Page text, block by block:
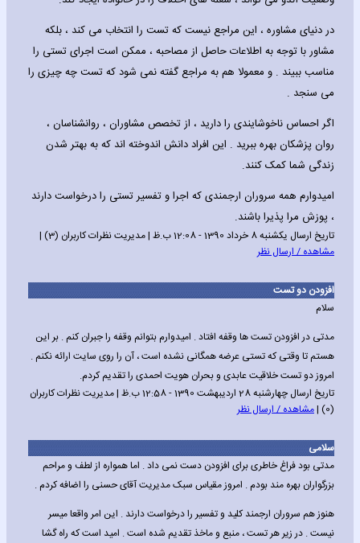
در دنیای مشاوره ، این مراجع نیست که تست را انتخاب می کند ، بلکه
مشاور با توجه به اطلاعات حاصل از مصاحبه ، ممکن است اجرای تستی را
مناسب ببیند . و معمولا هم به مراجع گفته نمی شود که تست چه چیزی را
می سنجد .
اگر احساس ناخوشایندی را دارید ، از تخصص مشاوران ، روانشناسان ،
روان پزشکان بهره ببرید . این افراد دانش اندوخته اند که به بهتر شدن
زندگی شما کمک کنند.
امیدوارم همه سروران ارجمندی که اجرا و تفسیر تستی را درخواست دارند
، پوزش مرا پذیرا باشند.
تاریخ ارسال یکشنبه 8 خرداد 1390 - 12:08 ب.ظ | مدیریت نظرات کاربران (3) |
مشاهده / ارسال نظر
افزودن دو تست
سلام
مدتی در افزودن تست ها وقفه افتاد . امیدوارم بتوانم وقفه را جبران کنم . بر این
هستم تا وقتی که تستی عرضه همگانی نشده است ، آن را روی سایت ارائه نکنم .
امروز دو تست خلاقیت عابدی و بحران هویت احمدی را تقدیم کردم.
تاریخ ارسال چهارشنبه 28 اردیبهشت 1390 - 12:58 ب.ظ | مدیریت نظرات کاربران
(0) |
مشاهده / ارسال نظر
سلامی
مدتی بود فراغ خاطری برای افزودن دست نمی داد . اما همواره از لطف و مراحم
بزرگواران بهره مند بودم . امروز مقیاس سبک مدیریت آقای حسنی را اضافه کردم .
هنوز هم سروران ارجمند کلید و تفسیر را درخواست دارند . این امر واقعا میسر
نیست . در زیر هر تست ، منبع و ماخذ تقدیم شده است . امید است که راه گشا